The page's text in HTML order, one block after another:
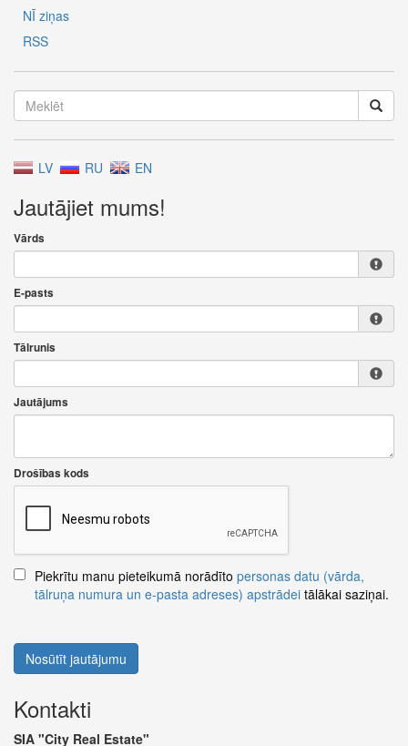
NĪ ziņas
RSS
LV RU EN
Jautājiet mums!
Vārds
E-pasts
Tālrunis
Jautājums
Drošības kods
Piekrītu manu pieteikumā norādīto personas datu (vārda,
tālruņa numura un e-pasta adreses) apstrādei tālākai saziņai.
Nosūtīt jautājumu
Kontakti
SIA "City Real Estate"